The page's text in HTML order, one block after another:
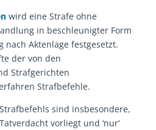
wird eine Strafe ohne
in beschleunigter Form
nach Aktenlage festgesetzt.
der von den
Strafgerichten
Strafbefehle.
sind insbesondere,
vorliegt und ‘nur‘